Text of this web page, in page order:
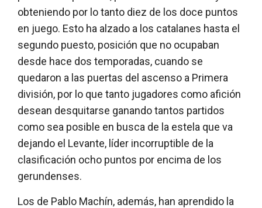
obteniendo por lo tanto diez de los doce puntos
en juego. Esto ha alzado a los catalanes hasta el
segundo puesto, posición que no ocupaban
desde hace dos temporadas, cuando se
quedaron a las puertas del ascenso a Primera
división, por lo que tanto jugadores como afición
desean desquitarse ganando tantos partidos
como sea posible en busca de la estela que va
dejando el Levante, líder incorruptible de la
clasificación ocho puntos por encima de los
gerundenses.
Los de Pablo Machín, además, han aprendido la